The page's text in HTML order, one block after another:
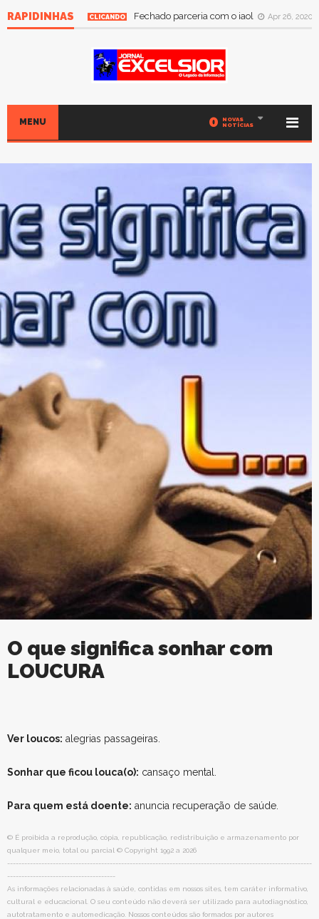
RAPIDINHAS CLICANDO Fechado parceria com o iaol Apr 26, 2020
MENU 0
NOVAS
NOTÍCIAS
O que significa sonhar com
LOUCURA
Ver loucos: alegrias passageiras.
Sonhar que ficou louca(o): cansaço mental.
Para quem está doente: anuncia recuperação de saúde.
© É proibida a reprodução, cópia, republicação, redistribuição e armazenamento por
qualquer meio, total ou parcial © Copyright 1992 a 2026
-----------------------------------------------------------------------------------------------------------
--------------------------------------
As informações relacionadas à saúde, contidas em nossos sites, tem caráter informativo,
cultural e educacional. O seu conteúdo não deverá ser utilizado para autodiagnóstico,
autotratamento e automedicação. Nossos conteúdos são formados por autores